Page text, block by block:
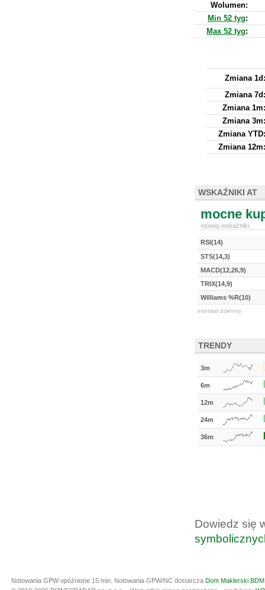
Wolumen:
Min 52 tyg:
Max 52 tyg:
Zmiana 1d:
Zmiana 7d:
Zmiana 1m:
Zmiana 3m:
Zmiana YTD:
Zmiana 12m:
WSKAŹNIKI AT
mocne
mówią wskaźniki
RSI(14)
STS(14,3)
MACD(12,26,9)
TRIX(14,9)
Williams %R(10)
interwał dzienny
TRENDY
3m
6m
12m
24m
36m
Dowiedz się
Notowania GPW opóźnione 15 min. Notowania GPW/NC dostarcza Dom Maklerski